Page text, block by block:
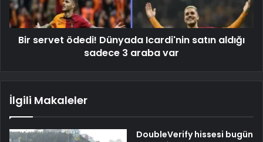
Bir servet ödedi! Dünyada Icardi'nin satın aldığı
sadece 3 araba var
İlgili Makaleler
DoubleVerify hissesi bugün